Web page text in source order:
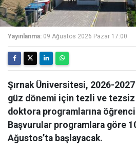
Yayınlanma: 09 Ağustos 2026 Pazar 17:00
Şırnak Üniversitesi, 2026-
güz dönemi için tezli ve
doktora programlarına öğrenci
Başvurular programlara göre
Ağustos’ta başlayacak.